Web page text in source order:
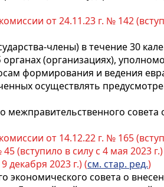
от 24.11.23 г. № 142
члены) в течение 30
(организациях),
формирования и ведения
осуществлять
межправительственного
от 14.12.22 г. № 165
(вступило в силу с 4 мая 2023 г.)
декабря 2023 г.) (см. стар. ред.)
экономического совета о